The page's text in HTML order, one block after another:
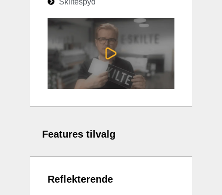
Features tilvalg
Reflekterende